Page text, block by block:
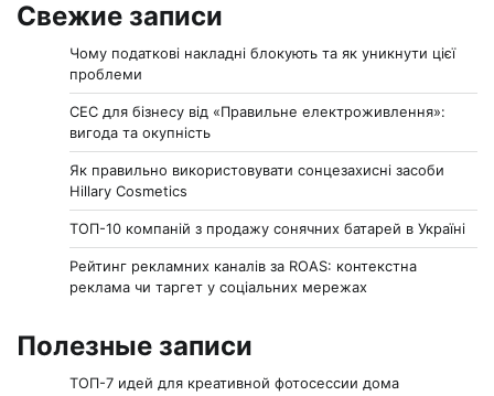
Свежие записи
Чому податкові накладні блокують та як уникнути цієї
проблеми
СЕС для бізнесу від «Правильне електроживлення»:
вигода та окупність
Як правильно використовувати сонцезахисні засоби
Hillary Cosmetics
ТОП-10 компаній з продажу сонячних батарей в Україні
Рейтинг рекламних каналів за ROAS: контекстна
реклама чи таргет у соціальних мережах
Полезные записи
ТОП-7 идей для креативной фотосессии дома